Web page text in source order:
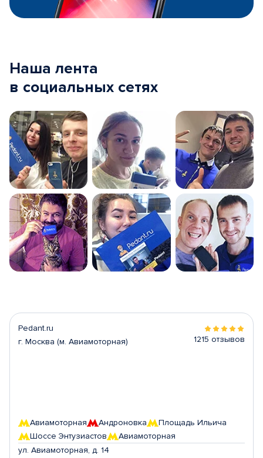
Наша лента
в социальных сетях
Pedant.ru
г. Москва (м. Авиамоторная)
1215 отзывов
Авиамоторная Андроновка
Площадь Ильича
Шоссе Энтузиастов
Авиамоторная
ул. Авиамоторная, д. 14